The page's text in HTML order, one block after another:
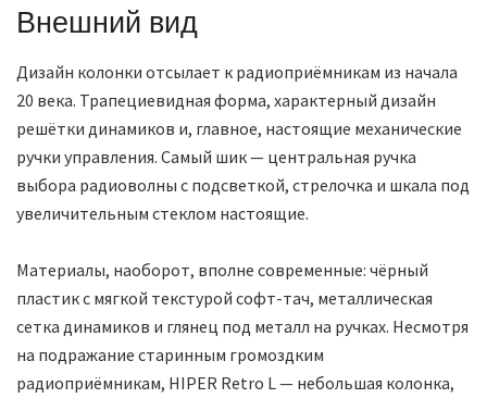
Внешний вид
Дизайн колонки отсылает к радиоприёмникам из начала
20 века. Трапециевидная форма, характерный дизайн
решётки динамиков и, главное, настоящие механические
ручки управления. Самый шик — центральная ручка
выбора радиоволны с подсветкой, стрелочка и шкала под
увеличительным стеклом настоящие.
Материалы, наоборот, вполне современные: чёрный
пластик с мягкой текстурой софт-тач, металлическая
сетка динамиков и глянец под металл на ручках. Несмотря
на подражание старинным громоздким
радиоприёмникам, HIPER Retro L — небольшая колонка,